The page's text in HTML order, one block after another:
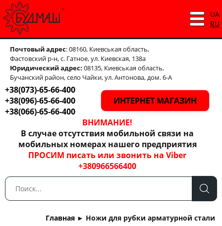
Почтовый адрес: 08160, Киевськая область,
Фастовский р-н, с. Гатное, ул. Киевская, 138а
Юридический адрес: 08135, Киевськая область,
Бучанский район, село Чайки, ул. Антонова, дом. 6-А
+38(073)-65-66-400
+38(096)-65-66-400
+38(066)-65-66-400
ИНТЕРНЕТ МАГАЗИН
ВНИМАНИЕ!
В случае отсутствия мобильной связи на
мобильных номерах нашего предприятия
ПРОСИМ писать или звонить на Viber
+380966566400
UA
RU
Главная ► Ножи для рубки арматурной стали